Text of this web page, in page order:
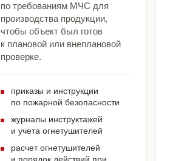
по требованиям МЧС для
производства продукции,
чтобы объект был готов
к плановой или внеплановой
проверке.
приказы и инструкции
по пожарной безопасности
журналы инструктажей
и учета огнетушителей
расчет огнетушителей